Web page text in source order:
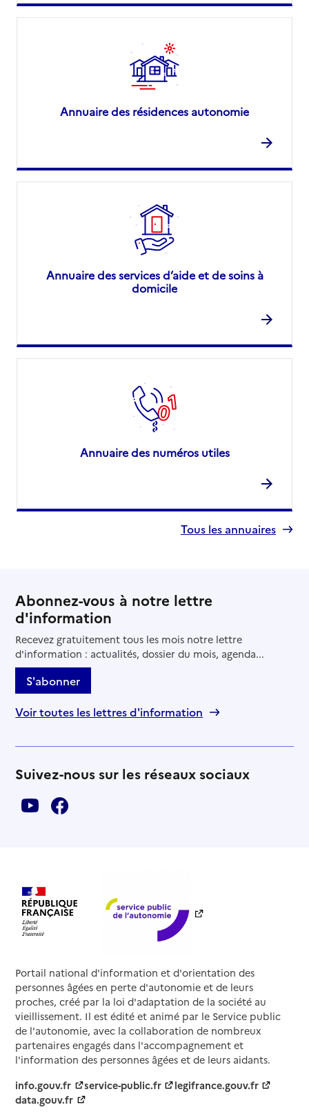
Annuaire des résidences autonomie
Annuaire des services d’aide et de soins à
domicile
Annuaire des numéros utiles
Tous les annuaires
Abonnez-vous à notre lettre
d'information
Recevez gratuitement tous les mois notre lettre
d'information : actualités, dossier du mois, agenda...
S'abonner
Voir toutes les lettres d'information
Suivez-nous sur les réseaux sociaux
Portail national d'information et d'orientation des
personnes âgées en perte d'autonomie et de leurs
proches, créé par la loi d'adaptation de la société au
vieillissement. Il est édité et animé par le Service public
de l'autonomie, avec la collaboration de nombreux
partenaires engagés dans l'accompagnement et
l'information des personnes âgées et de leurs aidants.
info.gouv.fr
service-public.fr
legifrance.gouv.fr
data.gouv.fr